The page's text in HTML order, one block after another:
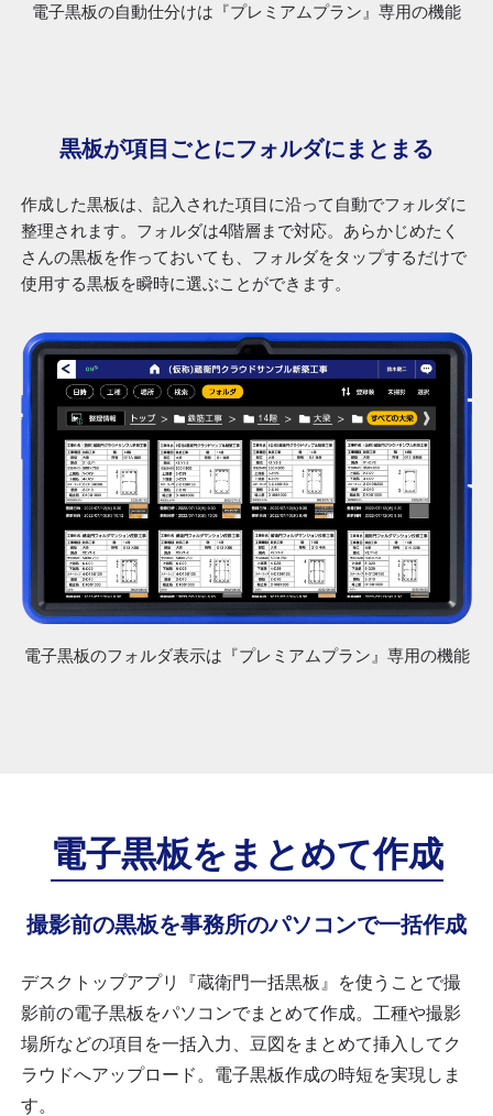
電子黒板の自動仕分けは『プレミアムプラン』専用の機能
黒板が項目ごとにフォルダにまとまる
作成した黒板は、記入された項目に沿って自動でフォルダに
整理されます。フォルダは4階層まで対応。あらかじめたく
さんの黒板を作っておいても、フォルダをタップするだけで
使用する黒板を瞬時に選ぶことができます。
電子黒板のフォルダ表示は『プレミアムプラン』専用の機能
電子黒板を まとめて作成
撮影前の黒板を事務所のパソコンで一括作成
デスクトップアプリ『蔵衛門一括黒板』を使うことで撮
影前の電子黒板をパソコンでまとめて作成。工種や撮影
場所などの項目を一括入力、豆図をまとめて挿入してク
ラウドへアップロード。電子黒板作成の時短を実現しま
す。